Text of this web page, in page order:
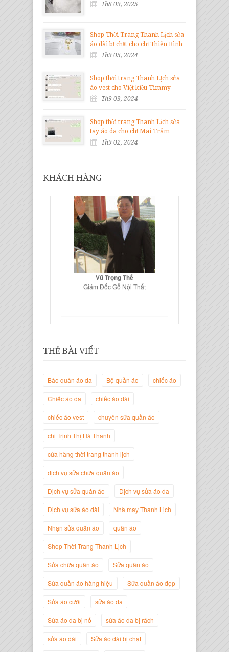
Th8 09, 2025
Shop Thời Trang Thanh Lịch sửa
áo dài bị chật cho chị Thiên Bình
Th9 05, 2024
Shop thời trang Thanh Lịch sửa
áo vest cho Việt kiều Timmy
Th9 03, 2024
Shop thời trang Thanh Lịch sửa
tay áo da cho chị Mai Trâm
Th9 02, 2024
KHÁCH HÀNG
Vũ Trọng Thế
Giám Đốc Gỗ Nội Thất
Trịnh Thị Hà Thanh
Giám Đốc Thương Hiệu Giày Thời
Trang Thanh Lịch
Giám Đốc Công ty Cây Xanh Gia
THẺ BÀI VIẾT
Bảo quản áo da Bộ quần áo chiếc áo
Chiếc áo da chiếc áo dài
chiếc áo vest chuyên sửa quần áo
chị Trịnh Thị Hà Thanh
cửa hàng thời trang thanh lịch
dịch vụ sửa chữa quần áo
Dịch vụ sửa quần áo Dịch vụ sửa áo da
Dịch vụ sửa áo dài Nhà may Thanh Lịch
Nhận sửa quần áo quần áo
Shop Thời Trang Thanh Lịch
Sửa chữa quần áo Sửa quần áo
Sửa quần áo hàng hiệu Sửa quần áo đẹp
Sửa áo cưới sửa áo da
Sửa áo da bị nổ sửa áo da bị rách
sửa áo dài Sửa áo dài bị chật